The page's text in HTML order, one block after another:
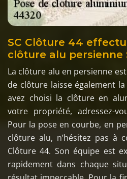
SC Clôture 44
clôture alu persienne
La clôture alu en persienne
de clôture laisse également
avez choisi la clôture en
votre propriété, adressez-
Pour la pose en courbe, en
clôture alu, n’hésitez pas à
Clôture 44. Son équipe est
rapidement dans chaque